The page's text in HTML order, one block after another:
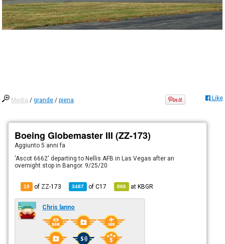
Media /grande /piena Like
Boeing Globemaster III (ZZ-173)
Aggiunto5 anni fa
'Ascot 6662' departing to Nellis AFB in Las Vegas after an
overnight stop in Bangor. 9/25/20
19 of ZZ-173 3487 ofC17 866 atKBGR
Chris lanno